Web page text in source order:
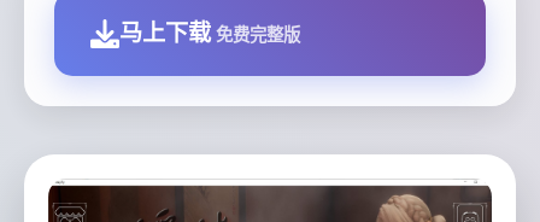
马上下载 免费完整版